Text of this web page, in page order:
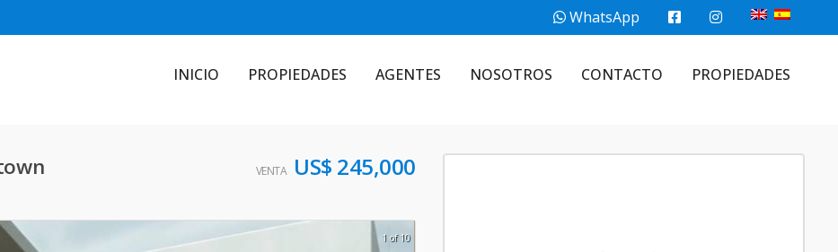
WhatsApp
INICIO PROPIEDADES AGENTES NOSOTROS CONTACTO PROPIEDADES
VENTA US$ 245,000
1 of 10